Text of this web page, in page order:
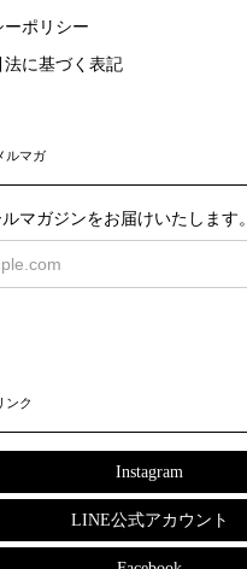
ーポリシー
法に基づく表記
ルマガ
マガジンをお届けいたします。
ンク
Instagram
LINE公式アカウント